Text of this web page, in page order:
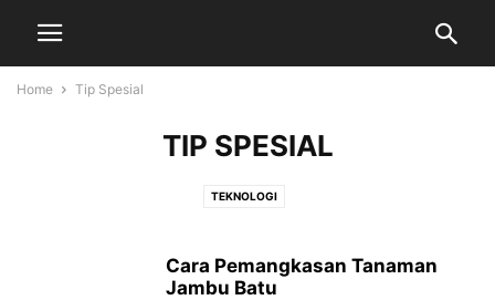
Home Tip Spesial
TIP SPESIAL
TEKNOLOGI
Cara Pemangkasan Tanaman
Jambu Batu